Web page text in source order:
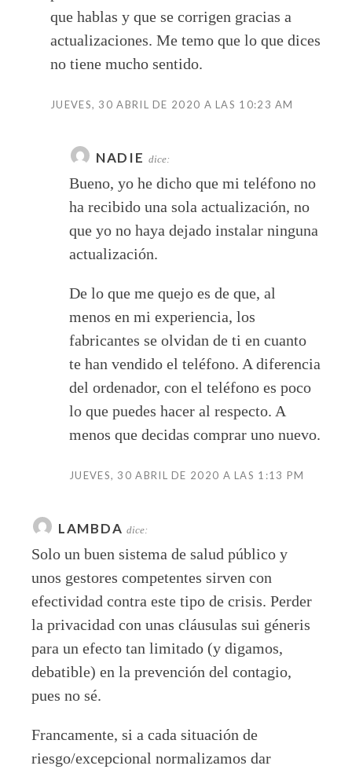
que hablas y que se corrigen gracias a
actualizaciones. Me temo que lo que dices
no tiene mucho sentido.
JUEVES, 30 ABRIL DE 2020 A LAS 10:23 AM
NADIE dice:
Bueno, yo he dicho que mi teléfono no
ha recibido una sola actualización, no
que yo no haya dejado instalar ninguna
actualización.
De lo que me quejo es de que, al
menos en mi experiencia, los
fabricantes se olvidan de ti en cuanto
te han vendido el teléfono. A diferencia
del ordenador, con el teléfono es poco
lo que puedes hacer al respecto. A
menos que decidas comprar uno nuevo.
JUEVES, 30 ABRIL DE 2020 A LAS 1:13 PM
LAMBDA dice:
Solo un buen sistema de salud público y
unos gestores competentes sirven con
efectividad contra este tipo de crisis. Perder
la privacidad con unas cláusulas sui géneris
para un efecto tan limitado (y digamos,
debatible) en la prevención del contagio,
pues no sé.
Francamente, si a cada situación de
riesgo/excepcional normalizamos dar